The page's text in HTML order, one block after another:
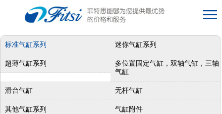
标准气缸系列 迷你气缸系列
超薄气缸系列
多位置固定气缸，双轴气缸，三轴
气缸
滑台气缸 无杆气缸
其他气缸系列 气缸附件